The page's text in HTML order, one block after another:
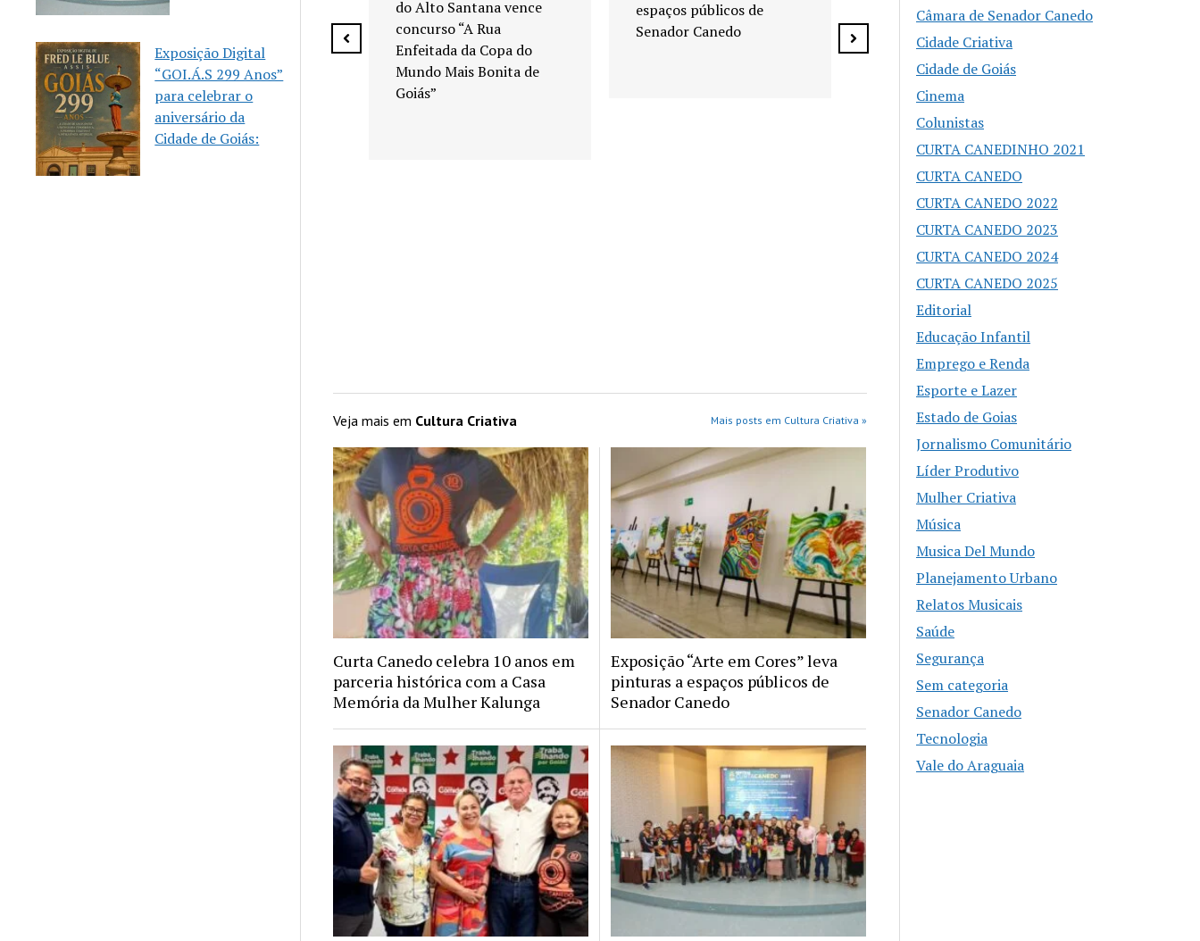
Exposição Digital
“GOI.Á.S 299 Anos”
para celebrar o
aniversário da
Cidade de Goiás:
celebra 10
Casa
de Karatê
do Alto Santana vence
concurso “A Rua
Enfeitada da Copa do
Mundo Mais Bonita de
Goiás”
espaços públicos de
Senador Canedo
contra a mulher em
Veja mais em Cultura Criativa Mais posts em Cultura Criativa »
Curta Canedo celebra 10 anos em
parceria histórica com a Casa
Memória da Mulher Kalunga
Exposição “Arte em Cores” leva
pinturas a espaços públicos de
Senador Canedo
Câmara de Senador Canedo
Cidade Criativa
Cidade de Goiás
Cinema
Colunistas
CURTA CANEDINHO 2021
CURTA CANEDO
CURTA CANEDO 2022
CURTA CANEDO 2023
CURTA CANEDO 2024
CURTA CANEDO 2025
Editorial
Educação Infantil
Emprego e Renda
Esporte e Lazer
Estado de Goias
Jornalismo Comunitário
Líder Produtivo
Mulher Criativa
Música
Musica Del Mundo
Planejamento Urbano
Relatos Musicais
Saúde
Segurança
Sem categoria
Senador Canedo
Tecnologia
Vale do Araguaia